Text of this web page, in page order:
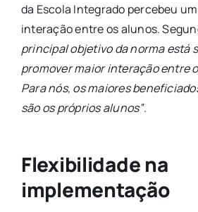
da Escola Integrado percebeu
interação entre os alunos.
principal objetivo da norma está
promover maior interação entre
Para nós, os maiores
são os próprios alunos”.
Flexibilidade na
implementação